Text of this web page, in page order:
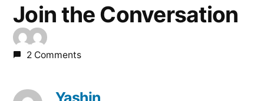
Join the Conversation
2 Comments
Yashin